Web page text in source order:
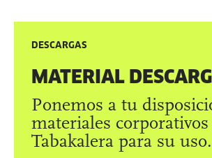
DESCARGAS
MATERIAL
Ponemos a tu
materiales corporativos
Tabakalera para su uso.